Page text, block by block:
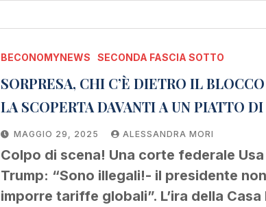
BECONOMYNEWS SECONDA FASCIA SOTTO
SORPRESA, CHI C’È DIETRO IL
LA SCOPERTA DAVANTI A UN PIATTO
MAGGIO 29, 2025 ALESSANDRA MORI
Colpo di scena! Una corte federale
Trump: “Sono illegali!- il presidente
imporre tariffe globali”. L’ira della Casa